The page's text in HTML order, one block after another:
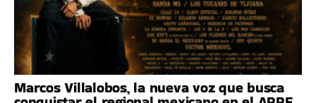
Marcos Villalobos, la nueva voz que busca